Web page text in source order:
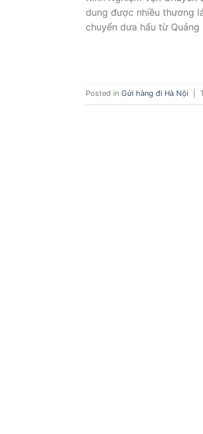
dung được nhiều thương
chuyển dưa hấu từ
Posted in Gửi hàng đi Hà Nội